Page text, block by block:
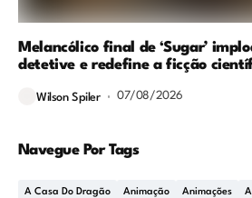
Melancólico final de ‘Sugar’
detetive e redefine a ficção
Wilson Spiler 07/08/2026
Navegue Por Tags
A Casa Do Dragão Animação Animações